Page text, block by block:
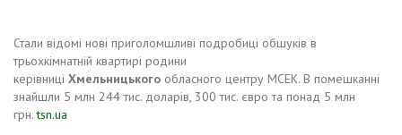
Стали відомі нові приголомшливі подробиці обшуків в
трьохкімнатній квартирі родини
керівниці Хмельницького обласного центру МСЕК. В помешканні
знайшли 5 млн 244 тис. доларів, 300 тис. євро та понад 5 млн
грн.tsn.ua